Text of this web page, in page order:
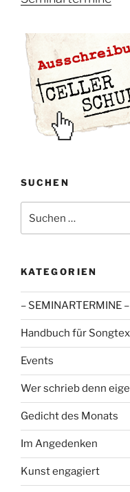
SUCHEN
nach:
KATEGORIEN
– SEMINARTERMINE –
Handbuch für
Events
Wer schrieb denn
Gedicht des Monats
Im Angedenken
Kunst engagiert